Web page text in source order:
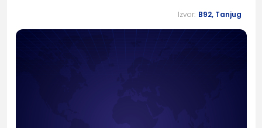
Izvor: B92, Tanjug